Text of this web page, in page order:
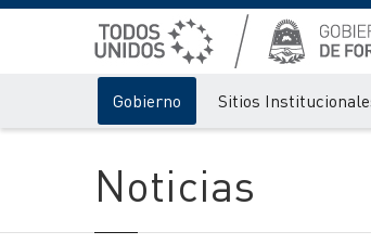
Gobierno Sitios
Noticias